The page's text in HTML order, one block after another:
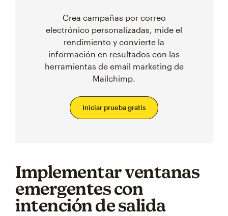
Crea campañas por correo
electrónico personalizadas, mide el
rendimiento y convierte la
información en resultados con las
herramientas de email marketing de
Mailchimp.
Iniciar prueba gratis
Implementar ventanas
emergentes con
intención de salida